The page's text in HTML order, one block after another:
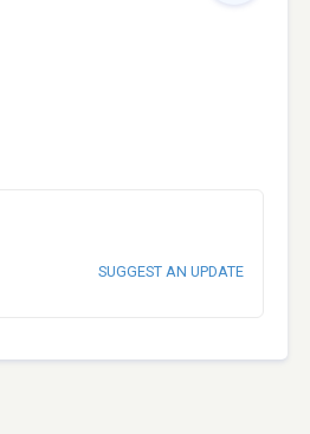
SUGGEST AN UPDATE